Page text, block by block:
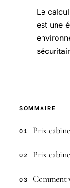
Le
est une
SOMMAIRE
01 Prix
02 Prix
03 Comment